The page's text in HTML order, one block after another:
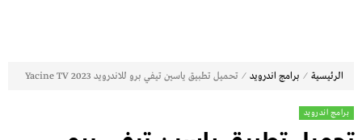
الرئيسية ⁄ برامج اندرويد ⁄ تحميل تطبيق ياسين تيفي برو للاندرويد 2023 Yacine TV
برامج اندرويد